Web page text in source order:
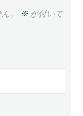
。 ※が付いて